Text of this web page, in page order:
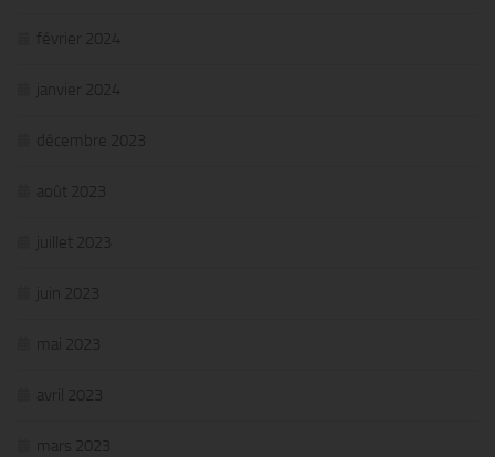
février 2024
janvier 2024
décembre 2023
août 2023
juillet 2023
juin 2023
mai 2023
avril 2023
mars 2023